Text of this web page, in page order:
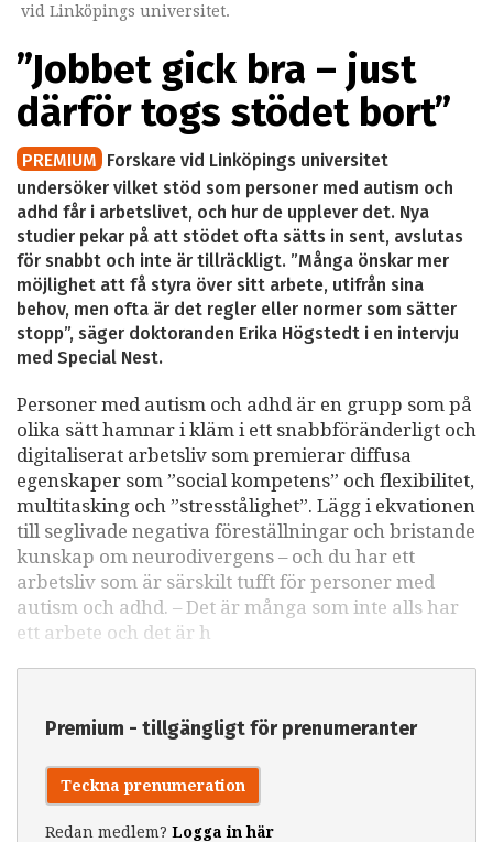
vid Linköpings universitet.
”Jobbet gick bra – just
därför togs stödet bort”
PREMIUM Forskare vid Linköpings universitet
undersöker vilket stöd som personer med autism och
adhd får i arbetslivet, och hur de upplever det. Nya
studier pekar på att stödet ofta sätts in sent, avslutas
för snabbt och inte är tillräckligt. ”Många önskar mer
möjlighet att få styra över sitt arbete, utifrån sina
behov, men ofta är det regler eller normer som sätter
stopp”, säger doktoranden Erika Högstedt i en intervju
med Special Nest.
Personer med autism och adhd är en grupp som på
olika sätt hamnar i kläm i ett snabbföränderligt och
digitaliserat arbetsliv som premierar diffusa
egenskaper som ”social kompetens” och flexibilitet,
multitasking och ”stresstålighet”. Lägg i ekvationen
till seglivade negativa föreställningar och bristande
kunskap om neurodivergens – och du har ett
arbetsliv som är särskilt tufft för personer med
autism och adhd. – Det är många som inte alls har
ett arbete och det är h
Premium - tillgängligt för prenumeranter
Teckna prenumeration
Redan medlem? Logga in här